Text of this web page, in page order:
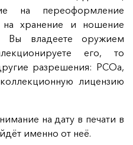
на переоформление
хранение и ношение
владеете оружием
его, то
разрешения: РСОа,
лицензию
на дату в печати в
именно от неё.